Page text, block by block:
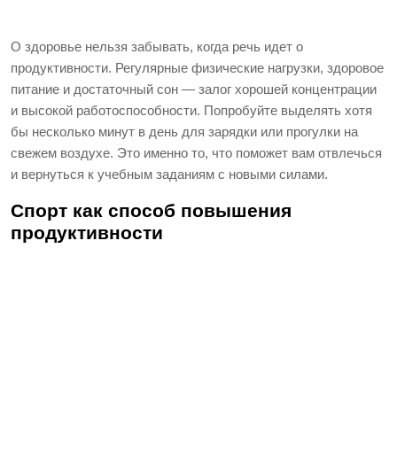
О здоровье нельзя забывать, когда речь идет о
продуктивности. Регулярные физические нагрузки, здоровое
питание и достаточный сон — залог хорошей концентрации
и высокой работоспособности. Попробуйте выделять хотя
бы несколько минут в день для зарядки или прогулки на
свежем воздухе. Это именно то, что поможет вам отвлечься
и вернуться к учебным заданиям с новыми силами.
Спорт как способ повышения
продуктивности